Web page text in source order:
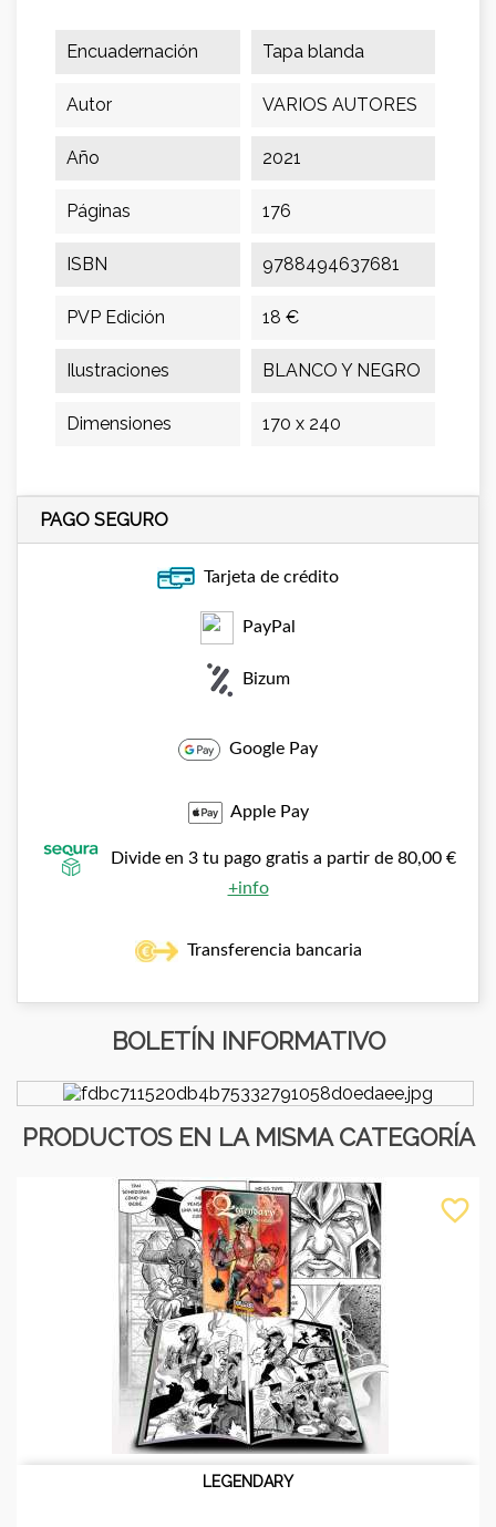
Encuadernación Tapa blanda
Autor VARIOS AUTORES
Año 2021
Páginas 176
ISBN 9788494637681
PVP Edición 18 €
Ilustraciones BLANCO Y NEGRO
Dimensiones 170 x 240
PAGO SEGURO
Tarjeta de crédito
PayPal
Bizum
Google Pay
Apple Pay
Divide en 3 tu pago gratis a partir de 80,00 €
+info
Transferencia bancaria
BOLETÍN INFORMATIVO
PRODUCTOS EN LA MISMA CATEGORÍA
LEGENDARY
favorite_border